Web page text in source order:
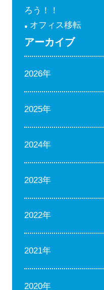
ろう！！
オフィス移転
アーカイブ
2026年
2025年
2024年
2023年
2022年
2021年
2020年